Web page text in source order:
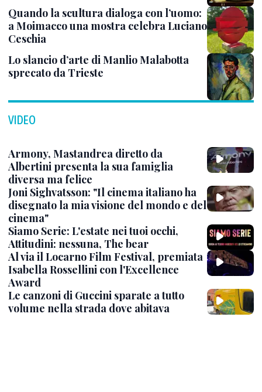
Quando la scultura dialoga con l’uomo:
a Moimacco una mostra celebra Luciano
Ceschia
Lo slancio d’arte di Manlio Malabotta
sprecato da Trieste
VIDEO
Armony, Mastandrea diretto da
Albertini presenta la sua famiglia
diversa ma felice
Joni Sighvatsson: "Il cinema italiano ha
disegnato la mia visione del mondo e del
cinema"
Siamo Serie: L'estate nei tuoi occhi,
Attitudini: nessuna, The bear
Al via il Locarno Film Festival, premiata
Isabella Rossellini con l'Excellence
Award
Le canzoni di Guccini sparate a tutto
volume nella strada dove abitava